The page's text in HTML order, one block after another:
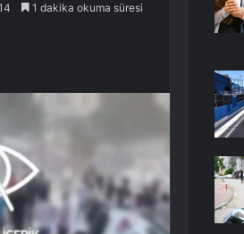
1 dakika okuma süresi